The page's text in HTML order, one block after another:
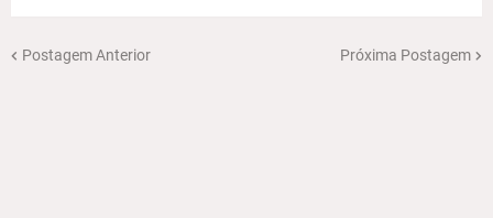
Postagem Anterior Próxima Postagem